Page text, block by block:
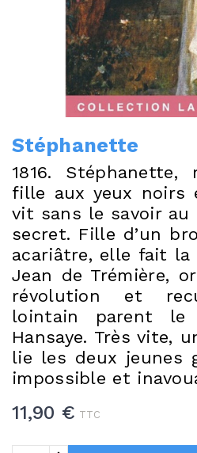
Stéphanette
1816. Stéphanette,
fille aux yeux noirs
vit sans le savoir au
secret. Fille d’un
acariâtre, elle fait la
Jean de Trémière,
révolution et
lointain parent
Hansaye. Très vite,
lie les deux jeunes
impossible et
11,90 € TTC